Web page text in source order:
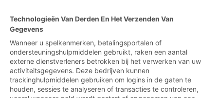
Technologieën Van Derden En Het Verzenden Van
Gegevens
Wanneer u spelkenmerken, betalingsportalen of
ondersteuningshulpmiddelen gebruikt, raken een aantal
externe dienstverleners betrokken bij het verwerken van uw
activiteitsgegevens. Deze bedrijven kunnen
trackinghulpmiddelen gebruiken om logins in de gaten te
houden, sessies te analyseren of transacties te controleren,